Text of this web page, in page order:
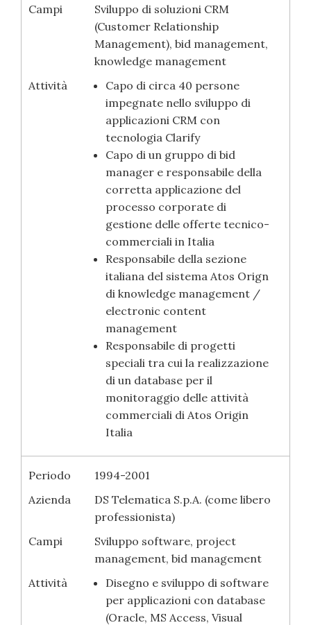
Campi
Sviluppo di soluzioni CRM
(Customer Relationship
Management), bid management,
knowledge management
Attività
Capo di circa 40 persone
impegnate nello sviluppo di
applicazioni CRM con
tecnologia Clarify
Capo di un gruppo di bid
manager e responsabile della
corretta applicazione del
processo corporate di
gestione delle offerte tecnico-
commerciali in Italia
Responsabile della sezione
italiana del sistema Atos Orign
di knowledge management /
electronic content
management
Responsabile di progetti
speciali tra cui la realizzazione
di un database per il
monitoraggio delle attività
commerciali di Atos Origin
Italia
Periodo
1994-2001
Azienda
DS Telematica S.p.A. (come libero
professionista)
Campi
Sviluppo software, project
management, bid management
Attività
Disegno e sviluppo di software
per applicazioni con database
(Oracle, MS Access, Visual